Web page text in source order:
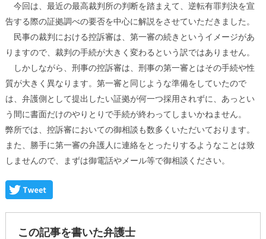
今回は、最近の最高裁判所の判断を踏まえて、逆転有罪判決を宣
告する際の証拠調べの要否を中心に解説をさせていただきました。
民事の裁判における控訴審は、第一審の続きというイメージがあ
りますので、裁判の手続が大きく変わるという訳ではありません。
しかしながら、刑事の控訴審は、刑事の第一審とはその手続や性
質が大きく異なります。第一審と同じような準備をしていたので
は、弁護側として提出したい証拠が何一つ採用されずに、あっとい
う間に書面だけのやりとりで手続が終わってしまいかねません。
弊所では、控訴審においての御相談も数多くいただいております。
また、勝手に第一審の弁護人に連絡をとったりするようなことは致
しませんので、まずは御電話やメール等で御相談ください。
この記事を書いた弁護士